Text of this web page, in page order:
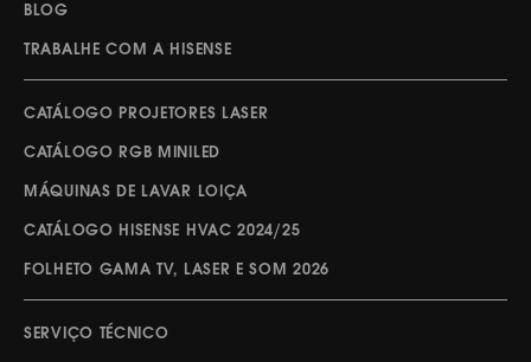
BLOG
TRABALHE COM A HISENSE
CATÁLOGO PROJETORES LASER
CATÁLOGO RGB MINILED
MÁQUINAS DE LAVAR LOIÇA
CATÁLOGO HISENSE HVAC 2024/25
FOLHETO GAMA TV, LASER E SOM 2026
SERVIÇO TÉCNICO